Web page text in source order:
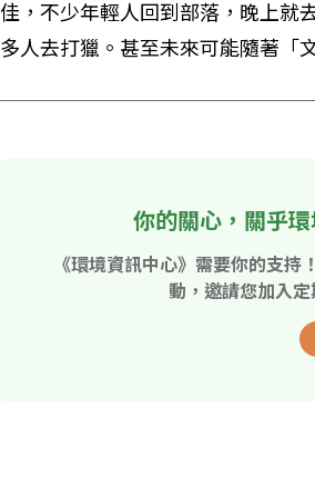
佳，不少年輕人回到部落，晚上就
多人去打獵。甚至未來可能隨著「
你的關心，關乎
《環境資訊中心》需要你的支
動，邀請您加入